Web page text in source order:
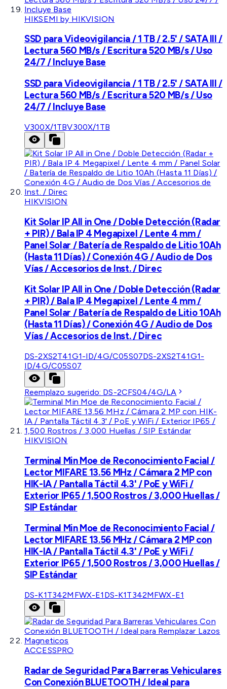
HIKSEMI by HIKVISION
SSD para Videovigilancia / 1 TB / 2.5' / SATA III /
Lectura 560 MB/s / Escritura 520 MB/s / Uso
24/7 / Incluye Base
SSD para Videovigilancia / 1 TB / 2.5' / SATA III /
Lectura 560 MB/s / Escritura 520 MB/s / Uso
24/7 / Incluye Base
V300X/1TBV300X/1TB
HIKVISION
Kit Solar IP All in One / Doble Detección (Radar
+ PIR) / Bala IP 4 Megapixel / Lente 4 mm /
Panel Solar / Batería de Respaldo de Litio 10Ah
(Hasta 11 Días) / Conexión 4G / Audio de Dos
Vías / Accesorios de Inst. / Direc
Kit Solar IP All in One / Doble Detección (Radar
+ PIR) / Bala IP 4 Megapixel / Lente 4 mm /
Panel Solar / Batería de Respaldo de Litio 10Ah
(Hasta 11 Días) / Conexión 4G / Audio de Dos
Vías / Accesorios de Inst. / Direc
DS-2XS2T41G1-ID/4G/C05S07DS-2XS2T41G1-
ID/4G/C05S07
Reemplazo sugerido: DS-2CFS04/4G/LA
HIKVISION
Terminal Min Moe de Reconocimiento Facial /
Lector MIFARE 13.56 MHz / Cámara 2 MP con
HIK-IA / Pantalla Táctil 4.3' / PoE y WiFi /
Exterior IP65 / 1,500 Rostros / 3,000 Huellas /
SIP Estándar
Terminal Min Moe de Reconocimiento Facial /
Lector MIFARE 13.56 MHz / Cámara 2 MP con
HIK-IA / Pantalla Táctil 4.3' / PoE y WiFi /
Exterior IP65 / 1,500 Rostros / 3,000 Huellas /
SIP Estándar
DS-K1T342MFWX-E1 DS-K1T342MFWX-E1
ACCESSPRO
Radar de Seguridad Para Barreras Vehiculares
Con Conexión BLUETOOTH / Ideal para